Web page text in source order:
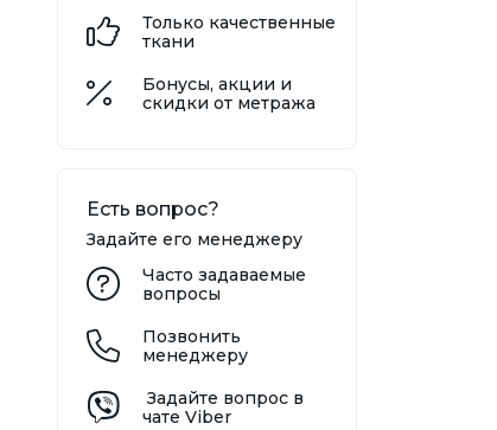
Только качественные
ткани
Бонусы, акции и
скидки от метража
Есть вопрос?
Задайте его менеджеру
Часто задаваемые
вопросы
Позвонить
менеджеру
Задайте вопрос в
чате Viber